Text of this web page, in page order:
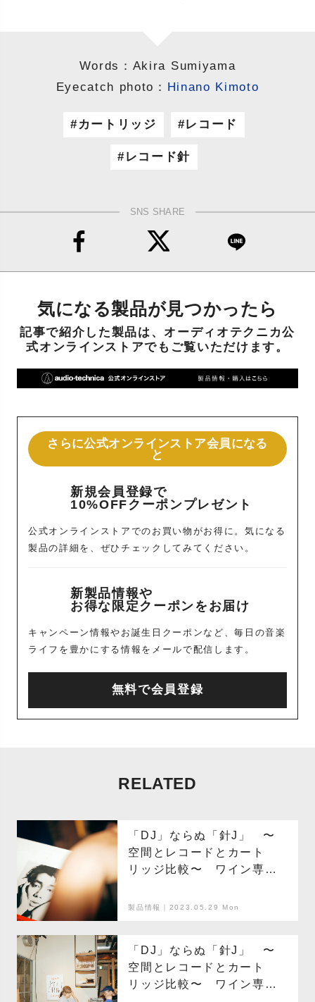
Words：Akira Sumiyama
Eyecatch photo： Hinano Kimoto
カートリッジ レコード
レコード針
SNS SHARE
気になる製品が見つかったら
記事で紹介した製品は、オーディオテクニカ公
式オンラインストアでもご覧いただけます。
さらに公式オンラインストア会員になる
と
新規会員登録で
10%OFFクーポンプレゼント
公式オンラインストアでのお買い物がお得に。気になる
製品の詳細を、ぜひチェックしてみてください。
新製品情報や
お得な限定クーポンをお届け
キャンペーン情報やお誕生日クーポンなど、毎日の音楽
ライフを豊かにする情報をメールで配信します。
無料で会員登録
RELATED
「DJ」ならぬ「針J」 〜
空間とレコードとカート
リッジ比較〜 ワイン専門
フレンズ編 Part.02
製品情報｜2023.05.29 Mon
「DJ」ならぬ「針J」 〜
空間とレコードとカート
リッジ比較〜 ワイン専門